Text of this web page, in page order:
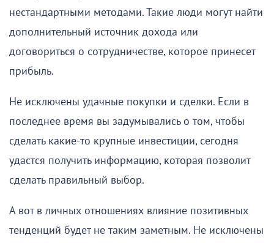
нестандартными методами. Такие люди могут найти
дополнительный источник дохода или
договориться о сотрудничестве, которое принесет
прибыль.
Не исключены удачные покупки и сделки. Если в
последнее время вы задумывались о том, чтобы
сделать какие-то крупные инвестиции, сегодня
удастся получить информацию, которая позволит
сделать правильный выбор.
А вот в личных отношениях влияние позитивных
тенденций будет не таким заметным. Не исключены